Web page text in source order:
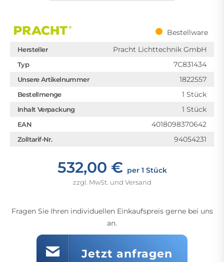
Bestellware
Hersteller Pracht Lichttechnik GmbH
Typ 7C831434
Unsere Artikelnummer 1822557
Bestellmenge 1 Stück
Inhalt Verpackung 1 Stück
EAN 4018098370642
Zolltarif-Nr. 94054231
532,00 € per 1 Stück
zzgl. MwSt. und Versand
Fragen Sie Ihren individuellen Einkaufspreis gerne bei uns
an.
Jetzt anfragen